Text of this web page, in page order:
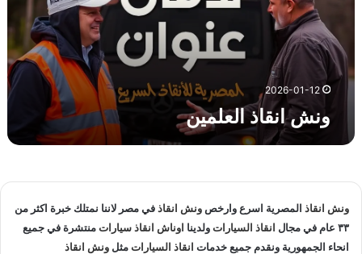
ع
ي
ن
2026-01-12
ونش انقاذ العلمين
ونش انقاذ المصرية اسرع وارخص ونش انقاذفي مصر لاننا نمتلك خبرة اكثر من
٣٣ عام في مجال
انقاذ السياراتولدينا اوناش انقاذ سياراتمنتشرة في جميع
انحاء الجمهورية ونقدم جميع خدمات انقاذ السياراتمثل ونش انقاذ